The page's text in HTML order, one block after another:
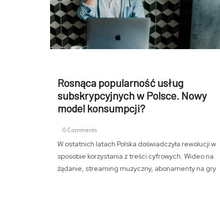
Rosnąca popularność usług
subskrypcyjnych w Polsce. Nowy
model konsumpcji?
0 Comments
W ostatnich latach Polska doświadczyła rewolucji w
sposobie korzystania z treści cyfrowych. Wideo na
żądanie, streaming muzyczny, abonamenty na gry